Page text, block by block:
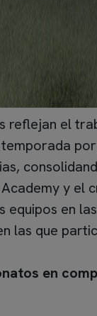
reflejan el
y el
equipos en
las que
en